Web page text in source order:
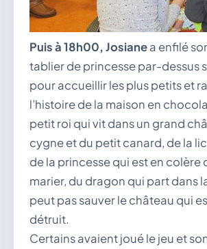
Puis à 18h00, Josianea enfilé
tablier de princesse par-dessus
pour accueillir les plus petits et
l’histoire de la maison en
petit roi qui vit dans un grand
cygne et du petit canard, de la
de la princesse qui est en colère
marier, du dragon qui part dans
peut pas sauver le château qui
détruit.
Certains avaient joué le jeu et